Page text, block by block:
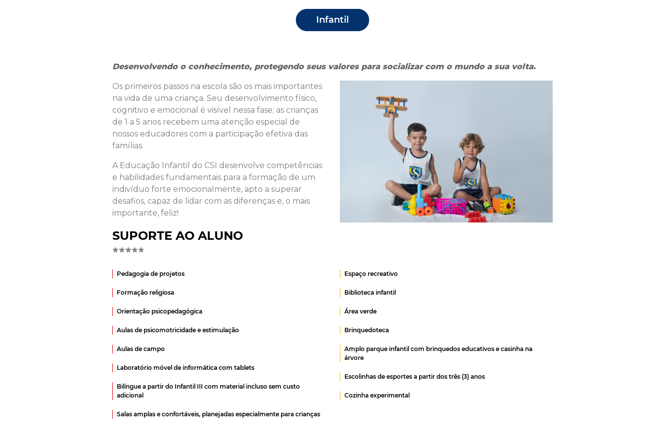
Infantil
Desenvolvendo o conhecimento, protegendo seus valores para socializar com o mundo a sua volta.
Os primeiros passos na escola são os mais importantes
na vida de uma criança. Seu desenvolvimento físico,
cognitivo e emocional é visível nessa fase; as crianças
de 1 a 5 anos recebem uma atenção especial de
nossos educadores com a participação efetiva das
famílias.
A Educação Infantil do CSI desenvolve competências
e habilidades fundamentais para a formação de um
indivíduo forte emocionalmente, apto a superar
desafios, capaz de lidar com as diferenças e, o mais
importante, feliz!
SUPORTE AO ALUNO
Pedagogia de projetos
Formação religiosa
Orientação psicopedagógica
Aulas de psicomotricidade e estimulação
Aulas de campo
Laboratório móvel de informática com tablets
Bilíngue a partir do Infantil III com material incluso sem custo
adicional
Salas amplas e confortáveis, planejadas especialmente para crianças
Espaço recreativo
Biblioteca infantil
Área verde
Brinquedoteca
Amplo parque infantil com brinquedos educativos e casinha na
árvore
Escolinhas de esportes a partir dos três (3) anos
Cozinha experimental